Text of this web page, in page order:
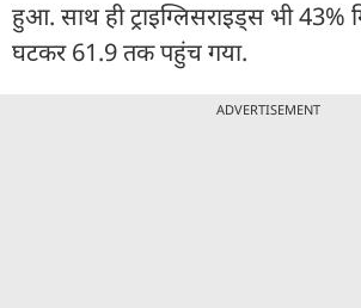
हुआ. साथ ही ट्राइग्लिसराइड्स भी 43%
घटकर 61.9 तक पहुंच गया.
ADVERTISEMENT